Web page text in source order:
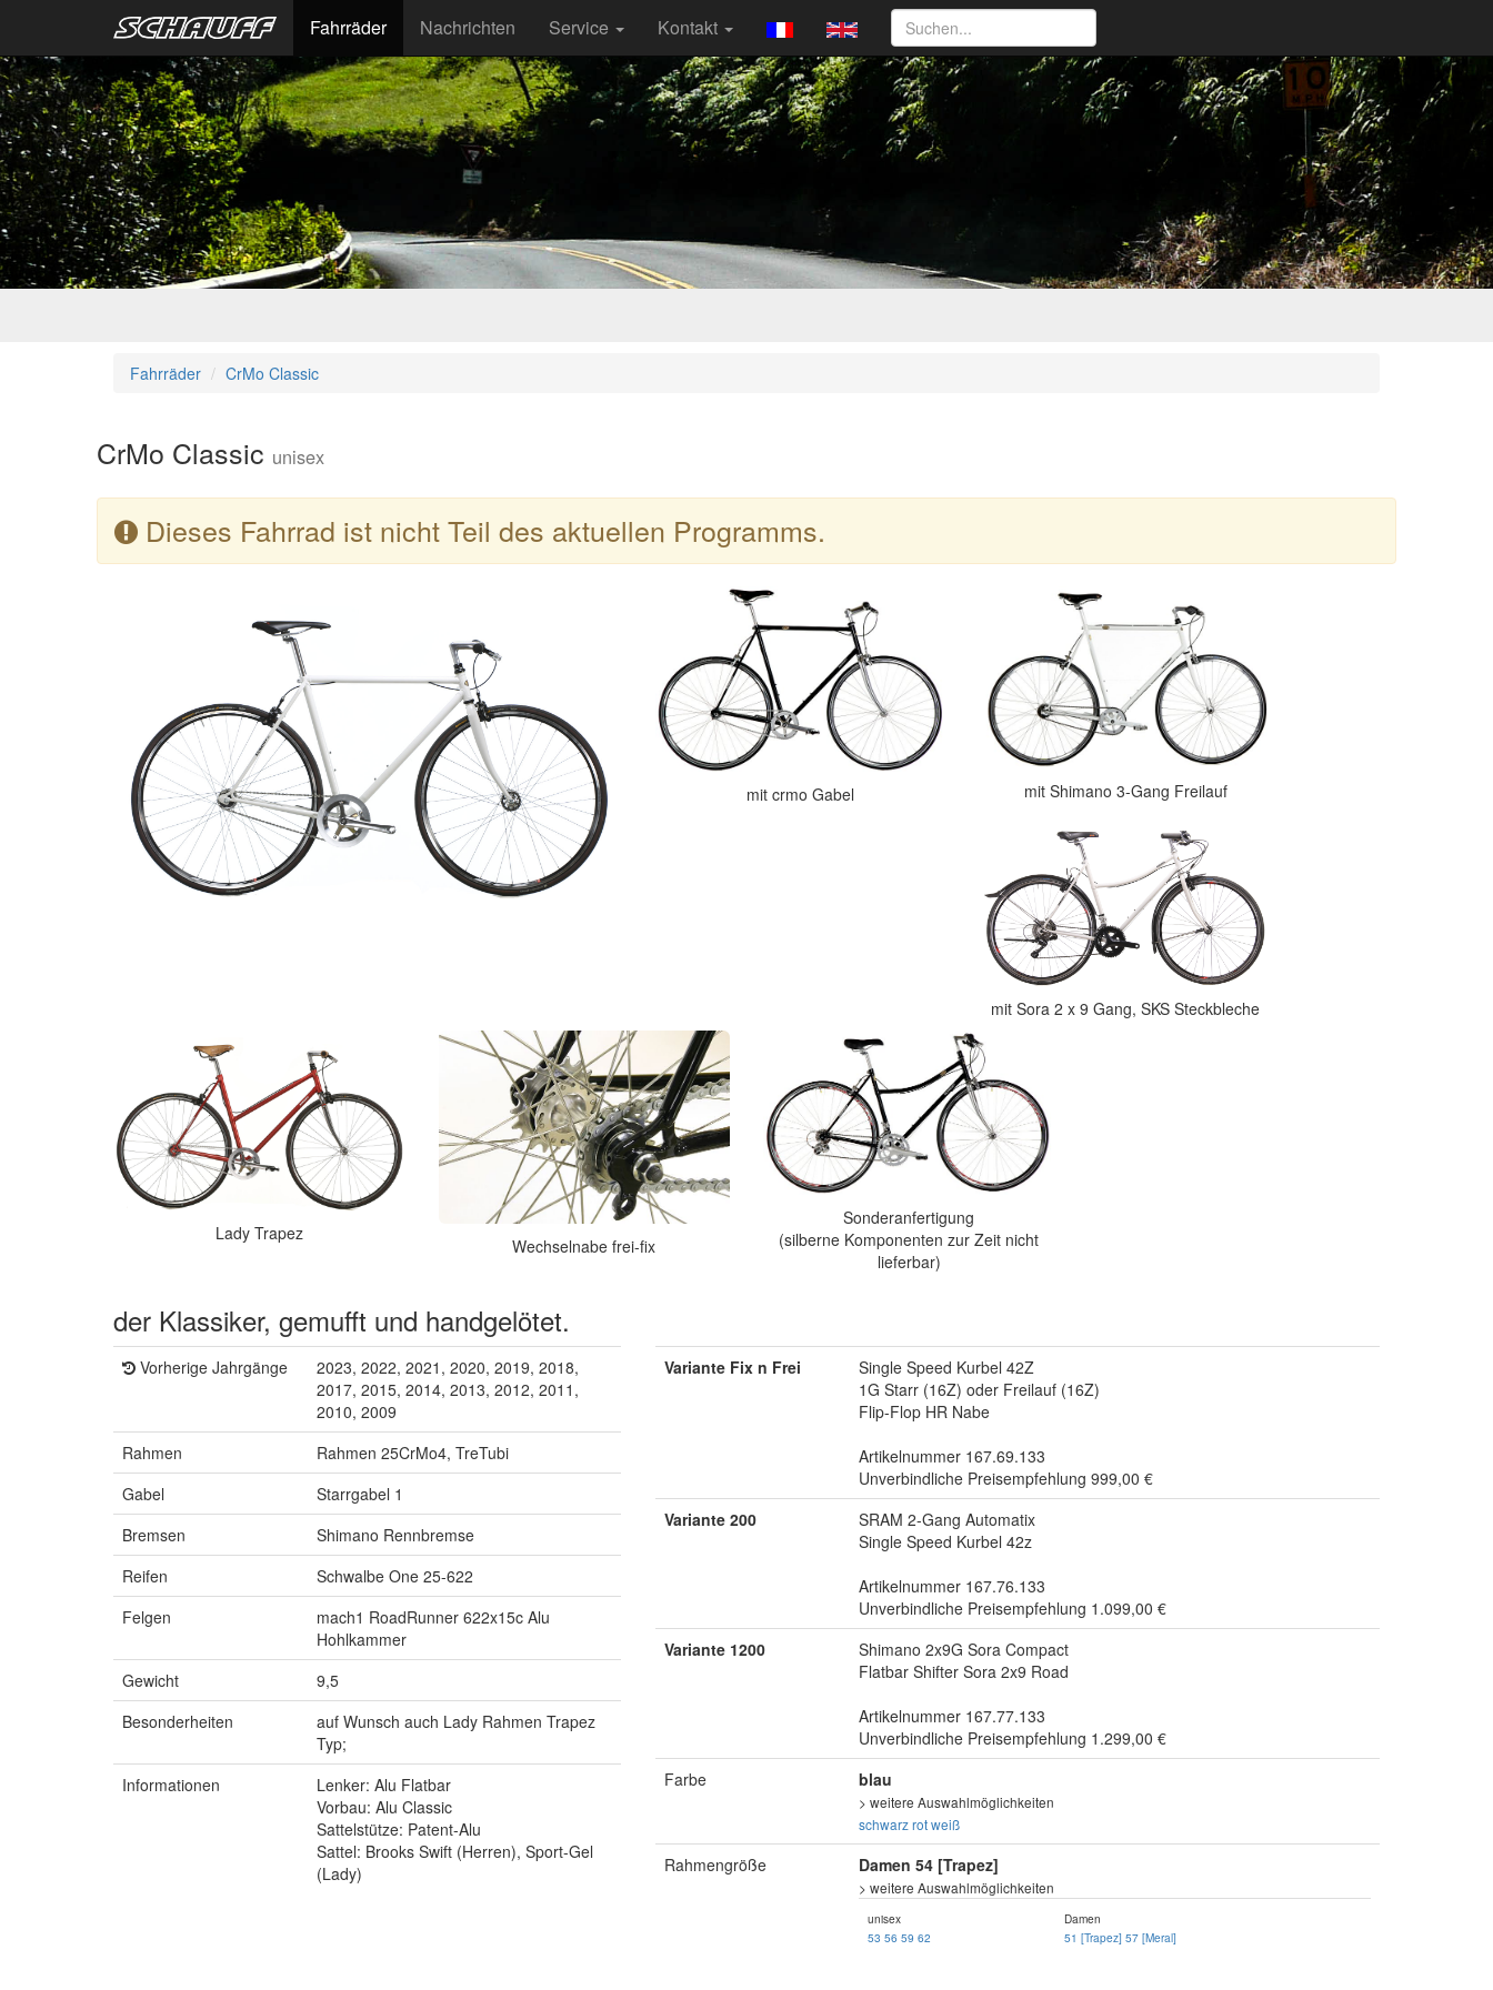
Fahrräder Nachrichten Service Kontakt
Fahrräder CrMo Classic
CrMo Classic unisex
Dieses Fahrrad ist nicht Teil des aktuellen Programms.
mit crmo Gabel mit Shimano 3-Gang Freilauf
mit Sora 2 x 9 Gang, SKS Steckbleche
Lady Trapez
Wechselnabe frei-fix
Sonderanfertigung
(silberne Komponenten zur Zeit nicht
lieferbar)
der Klassiker, gemufft und handgelötet.
Vorherige Jahrgänge
2023, 2022, 2021, 2020, 2019, 2018,
2017, 2015, 2014, 2013, 2012, 2011,
2010, 2009
Rahmen
Rahmen 25CrMo4, TreTubi
Gabel
Starrgabel 1
Bremsen
Shimano Rennbremse
Reifen
Schwalbe One 25-622
Felgen
mach1 RoadRunner 622x15c Alu
Hohlkammer
Gewicht
9,5
Besonderheiten
auf Wunsch auch Lady Rahmen Trapez
Typ;
Informationen
Lenker: Alu Flatbar
Vorbau: Alu Classic
Sattelstütze: Patent-Alu
Sattel: Brooks Swift (Herren), Sport-Gel
(Lady)
Variante Fix n Frei
Single Speed Kurbel 42Z
1G Starr (16Z) oder Freilauf (16Z)
Flip-Flop HR Nabe
Artikelnummer 167.69.133
Unverbindliche Preisempfehlung 999,00 €
Variante 200
SRAM 2-Gang Automatix
Single Speed Kurbel 42z
Artikelnummer 167.76.133
Unverbindliche Preisempfehlung 1.099,00 €
Variante 1200
Shimano 2x9G Sora Compact
Flatbar Shifter Sora 2x9 Road
Artikelnummer 167.77.133
Unverbindliche Preisempfehlung 1.299,00 €
Farbe
blau
> weitere Auswahlmöglichkeiten
schwarz rot weiß
Rahmengröße Damen 54 [Trapez]
> weitere Auswahlmöglichkeiten
unisex
53 56 59 62
Damen
51 [Trapez] 57 [Meral]